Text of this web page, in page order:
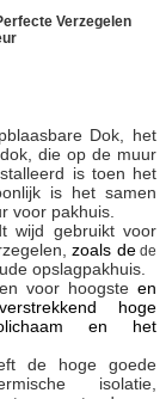
Verzegelen
Dok , het
die op de muur
is toen het
is het samen
voor pakhuis.
wijd gebruikt voor
zoals dede
opslagpakhuis.
voor hoogste en
hoge
en het
de hoge goede
isolatie,